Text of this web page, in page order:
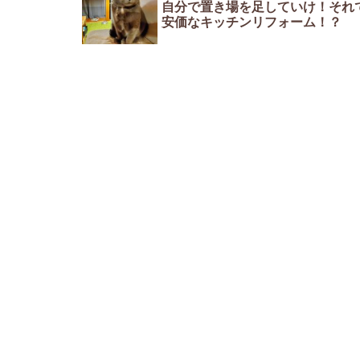
自分で置き場を足していけ！それ
安価なキッチンリフォーム！？